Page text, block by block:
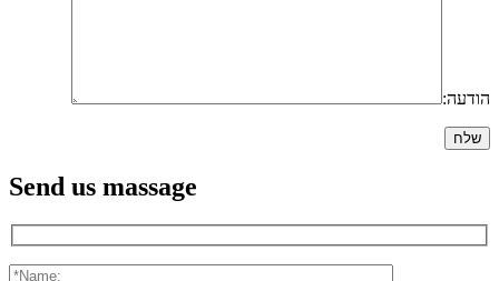
הודעה:
Send us massage